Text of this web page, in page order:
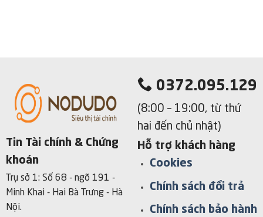
Tin Tài chính & Chứng
khoán
Trụ sở 1: Số 68 - ngõ 191 -
Minh Khai - Hai Bà Trưng - Hà
Nội.
0372.095.129
(8:00 – 19:00, từ thứ
hai đến chủ nhật)
Hỗ trợ khách hàng
Cookies
Chính sách đổi trả
Chính sách bảo hành